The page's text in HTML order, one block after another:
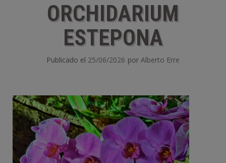
ORCHIDARIUM
ESTEPONA
Publicado el 25/06/2026 por Alberto Erre